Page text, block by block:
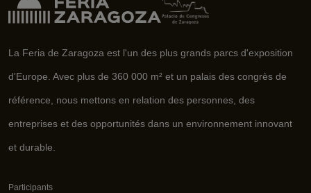
La Feria de Zaragoza est l'un des plus grands parcs d'exposition
d'Europe. Avec plus de 360 000 m² et un palais des congrès de
référence, nous mettons en relation des personnes, des
entreprises et des opportunités dans un environnement innovant
et durable.
Participants